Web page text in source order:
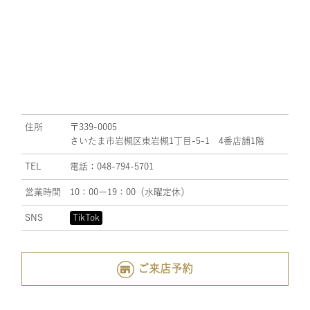
住所
〒339-0005
さいたま市岩槻区東岩槻1丁目-5-1 4番店舗1階
TEL 電話：048-794-5701
営業時間 10：00ー19：00（水曜定休）
SNS TikTok
ご来店予約